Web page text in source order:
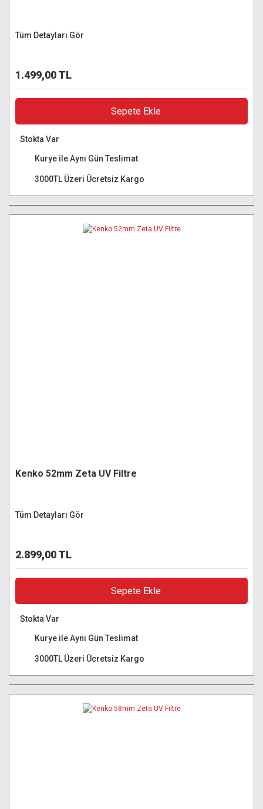
Tüm Detayları Gör
1.499,00 TL
Sepete Ekle
Stokta Var
Kurye ile Aynı Gün Teslimat
3000TL Üzeri Ücretsiz Kargo
Kenko 52mm Zeta UV Filtre
Tüm Detayları Gör
2.899,00 TL
Sepete Ekle
Stokta Var
Kurye ile Aynı Gün Teslimat
3000TL Üzeri Ücretsiz Kargo